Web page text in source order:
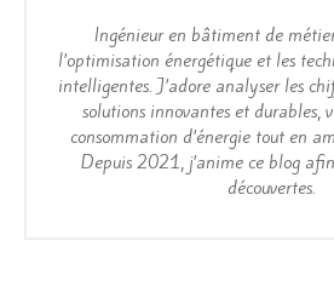
Ingénieur en bâtiment de
l’optimisation énergétique et les
intelligentes. J’adore analyser les
solutions innovantes et durables,
consommation d’énergie tout en
Depuis 2021, j’anime ce blog
découvertes.